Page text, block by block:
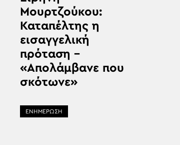
Μουρτζούκου:
Καταπέλτης η
εισαγγελική
πρόταση –
«Απολάμβανε που
σκότωνε»
ΕΝΗΜΕΡΩΣΗ